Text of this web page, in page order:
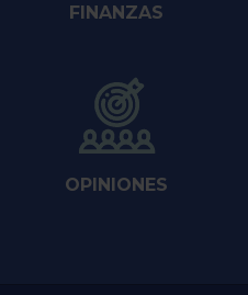
FINANZAS
OPINIONES